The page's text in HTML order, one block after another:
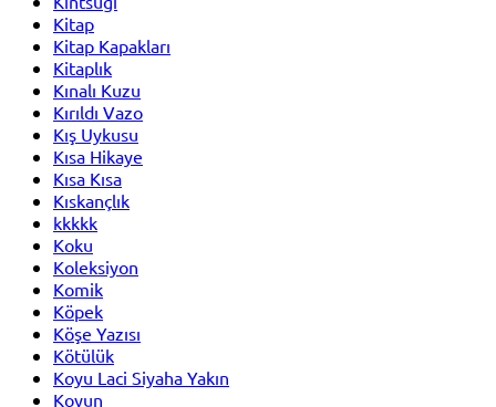
Kitap
Kitap Kapakları
Kitaplık
Kınalı Kuzu
Kırıldı Vazo
Kış Uykusu
Kısa Hikaye
Kısa Kısa
Kıskançlık
kkkkk
Koku
Koleksiyon
Komik
Köpek
Köşe Yazısı
Kötülük
Koyu Laci Siyaha Yakın
Koyun